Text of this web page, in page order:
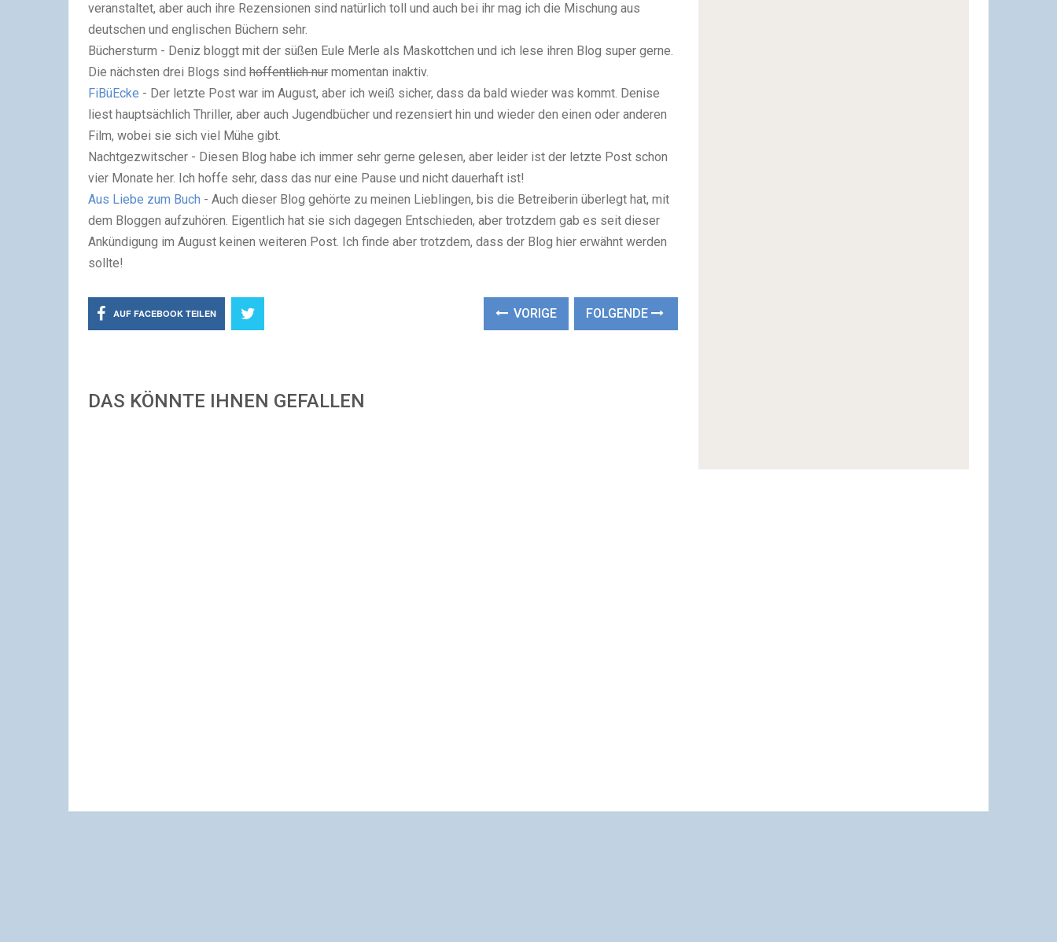
veranstaltet, aber auch ihre Rezensionen sind natürlich toll und auch bei ihr mag ich die Mischung aus
deutschen und englischen Büchern sehr.
Büchersturm - Deniz bloggt mit der süßen Eule Merle als Maskottchen und ich lese ihren Blog super gerne.
Die nächsten drei Blogs sind hoffentlich nur momentan inaktiv.
FiBüEcke - Der letzte Post war im August, aber ich weiß sicher, dass da bald wieder was kommt. Denise
liest hauptsächlich Thriller, aber auch Jugendbücher und rezensiert hin und wieder den einen oder anderen
Film, wobei sie sich viel Mühe gibt.
Nachtgezwitscher - Diesen Blog habe ich immer sehr gerne gelesen, aber leider ist der letzte Post schon
vier Monate her. Ich hoffe sehr, dass das nur eine Pause und nicht dauerhaft ist!
Aus Liebe zum Buch - Auch dieser Blog gehörte zu meinen Lieblingen, bis die Betreiberin überlegt hat, mit
dem Bloggen aufzuhören. Eigentlich hat sie sich dagegen Entschieden, aber trotzdem gab es seit dieser
Ankündigung im August keinen weiteren Post. Ich finde aber trotzdem, dass der Blog hier erwähnt werden
sollte!
AUF FACEBOOK TEILEN VORIGE FOLGENDE
DAS KÖNNTE IHNEN GEFALLEN